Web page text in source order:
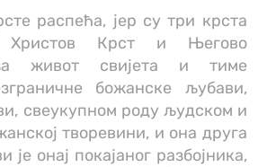
распећа, јер су три крста
Христов Крст и Његово
живот свијета и тиме
божанске љубави,
свеукупном роду људском и
творевини, и она друга
је онај покајаног разбојника,